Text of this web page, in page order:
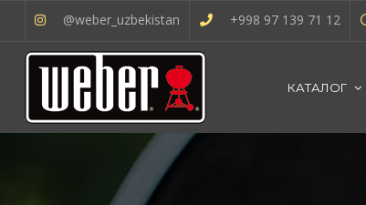
@weber_uzbekistan +998 97 139 71 12
КАТАЛОГ